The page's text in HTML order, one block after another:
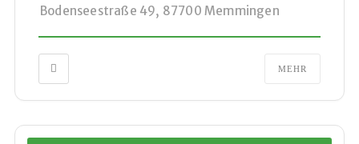
Bodenseestraße 49, 87700 Memmingen
MEHR